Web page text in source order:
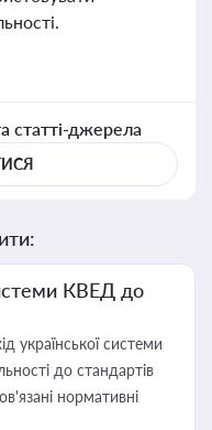
статті-джерела
КВЕД до
української системи
до стандартів
нормативні